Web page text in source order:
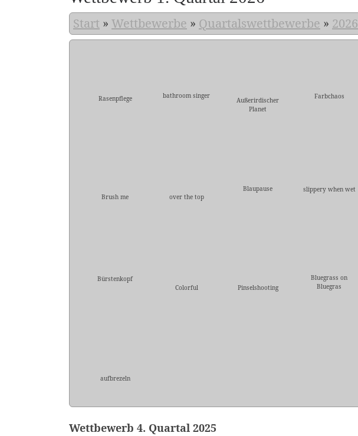
Start » Wettbewerbe » Quartalswettbewerbe » 2026
Rasenpflege bathroom singer
Außerirdischer
Planet
Farbchaos
Brush me over the top
Blaupause slippery when wet
Bürstenkopf
Colorful
Pinselshooting
Bluegrass on
Bluegras
aufbrezeln
Wettbewerb 4. Quartal 2025